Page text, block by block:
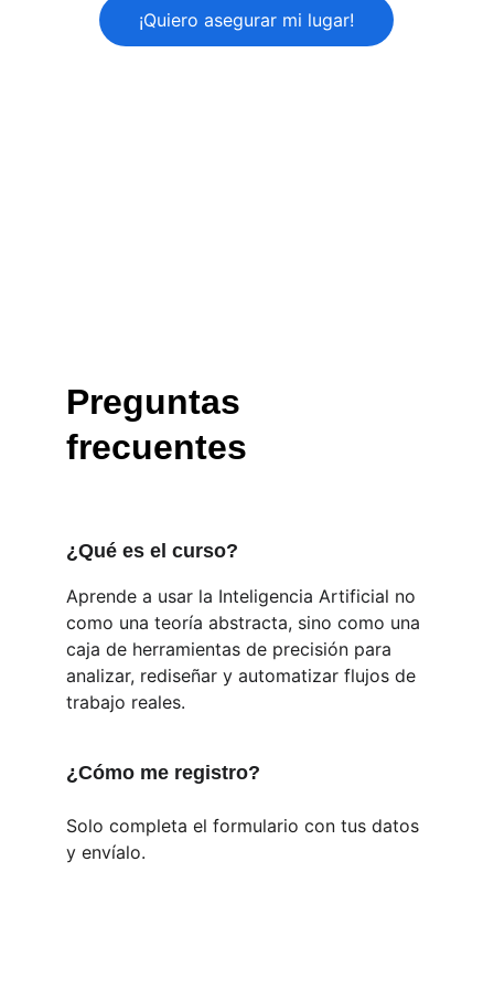
¡Quiero asegurar mi lugar!
Preguntas
frecuentes
¿Qué es el curso?
Aprende a usar la Inteligencia Artificial no
como una teoría abstracta, sino como una
caja de herramientas de precisión para
analizar, rediseñar y automatizar flujos de
trabajo reales.
¿Cómo me registro?
Solo completa el formulario con tus datos
y envíalo.